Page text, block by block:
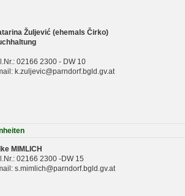
Žuljević (ehemals Čirko)
02166 2300 - DW 10
k.zuljevic@parndorf.bgld.gv.at
MIMLICH
02166 2300 -DW 15
s.mimlich@parndorf.bgld.gv.at